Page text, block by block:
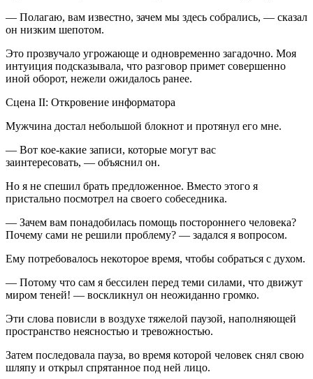
— Полагаю, вам известно, зачем мы здесь собрались, — сказал
он низким шепотом.
Это прозвучало угрожающе и одновременно загадочно. Моя
интуиция подсказывала, что разговор примет совершенно
иной оборот, нежели ожидалось ранее.
Сцена II: Откровение информатора
Мужчина достал небольшой блокнот и протянул его мне.
— Вот кое-какие записи, которые могут вас
заинтересовать, — объяснил он.
Но я не спешил брать предложенное. Вместо этого я
пристально посмотрел на своего собеседника.
— Зачем вам понадобилась помощь постороннего человека?
Почему сами не решили проблему? — задался я вопросом.
Ему потребовалось некоторое время, чтобы собраться с духом.
— Потому что сам я бессилен перед теми силами, что движут
миром теней! — воскликнул он неожиданно громко.
Эти слова повисли в воздухе тяжелой паузой, наполняющей
пространство неясностью и тревожностью.
Затем последовала пауза, во время которой человек снял свою
шляпу и открыл спрятанное под ней лицо.